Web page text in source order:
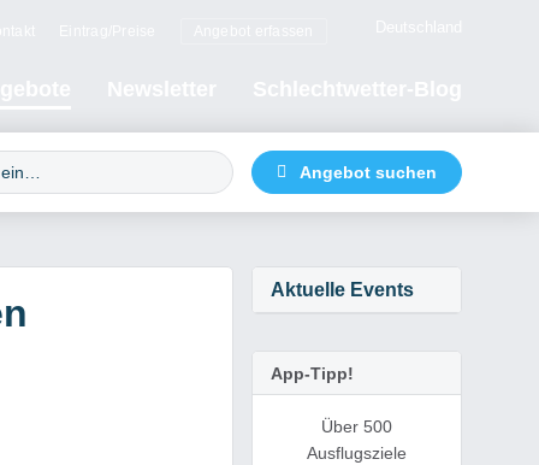
Aktuelle Events
App-Tipp!
Über 500
Ausflugsziele